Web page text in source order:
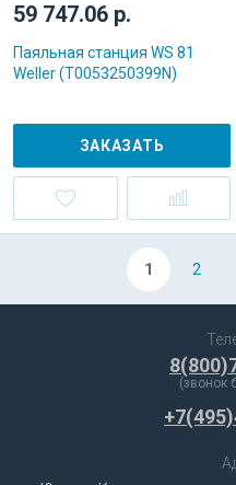
59 747.06 р.
Паяльная станция WS 81
Weller (T0053250399N)
ЗАКАЗАТЬ
1 2
(звонок